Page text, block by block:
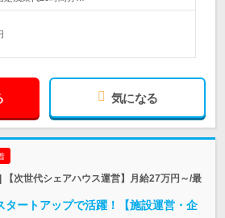
気になる
次世代シェアハウス運営】月給27万円～/最
タートアップで活躍！【施設運営・企